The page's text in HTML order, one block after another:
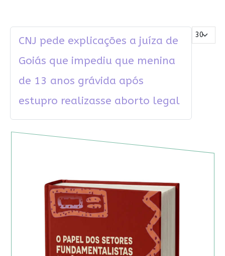
Mostrar #
CNJ pede explicações a juíza de
Goiás que impediu que menina
de 13 anos grávida após
estupro realizasse aborto legal